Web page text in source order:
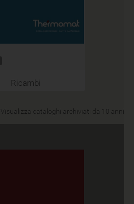
Ricambi
Visualizza cataloghi archiviati da 10 anni